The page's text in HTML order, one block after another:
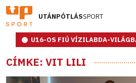
UTÁNPÓTLÁSSPORT
U16-OS FIÚ VÍZILABDA-
CÍMKE: VIT LILI